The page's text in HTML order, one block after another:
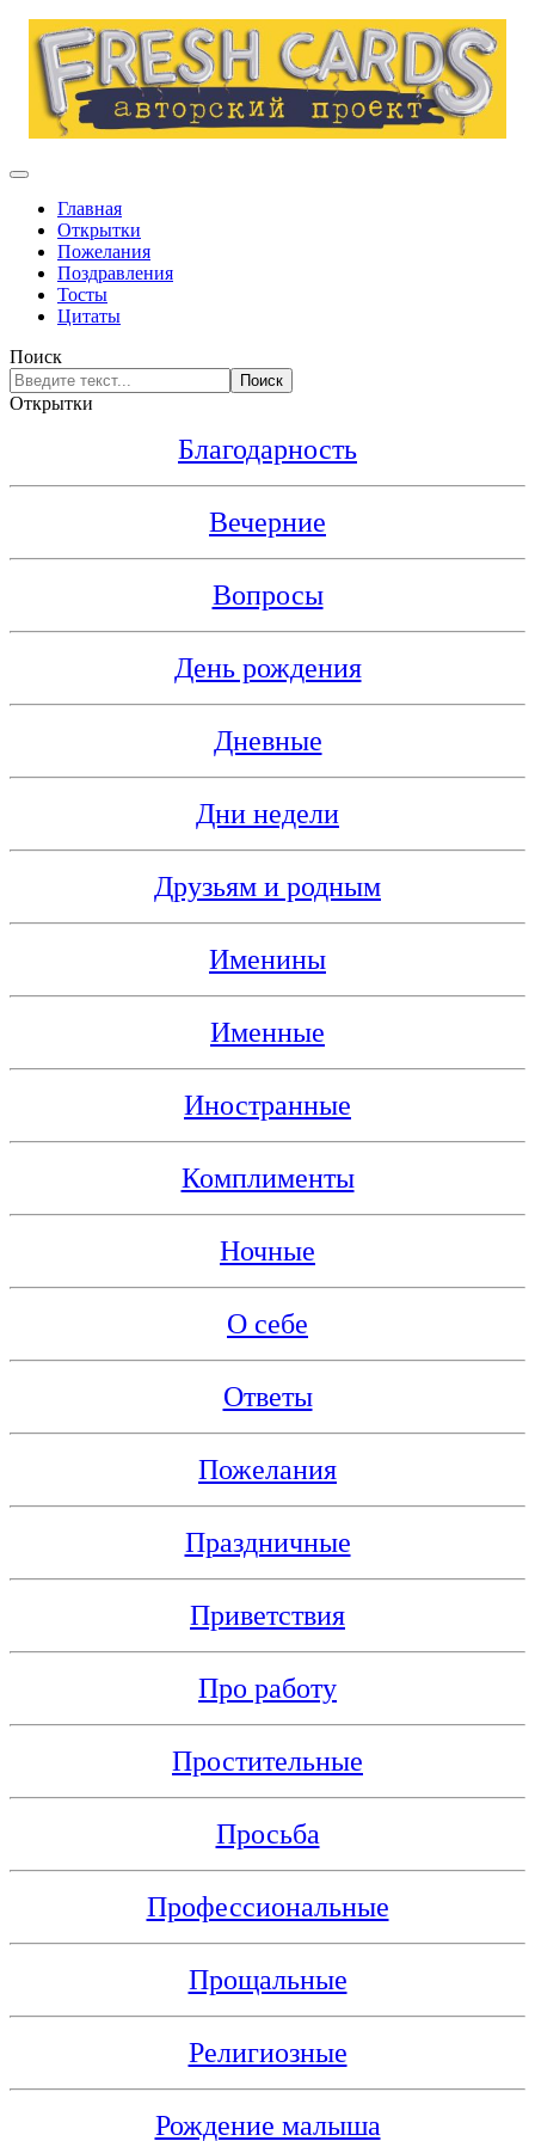
Главная
Открытки
Пожелания
Поздравления
Тосты
Цитаты
Поиск
Поиск
Открытки
Благодарность
Вечерние
Вопросы
День рождения
Дневные
Дни недели
Друзьям и родным
Именины
Именные
Иностранные
Комплименты
Ночные
О себе
Ответы
Пожелания
Праздничные
Приветствия
Про работу
Простительные
Просьба
Профессиональные
Прощальные
Религиозные
Рождение малыша